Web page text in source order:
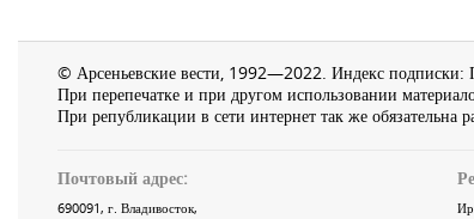
© Арсеньевские вести, 1992—2022. Индекс подписки:
При перепечатке и при другом использовании
При републикации в сети интернет так же обязательна
Почтовый адрес:
690091, г. Владивосток,